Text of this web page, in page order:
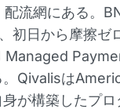
流網にある。
初日から摩擦ゼ
Qivalisは
が構築したプロ